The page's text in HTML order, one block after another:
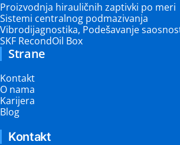
Proizvodnja hirauličnih zaptivki po meri
Sistemi centralnog podmazivanja
Vibrodijagnostika, Podešavanje
SKF RecondOil Box
Strane
Kontakt
O nama
Karijera
Blog
Kontakt